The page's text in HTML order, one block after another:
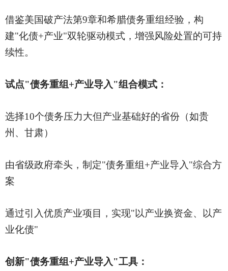
借鉴美国破产法第9章和希腊债务重组经验，构
建"化债+产业"双轮驱动模式，增强风险处置的可持
续性。
试点"债务重组+产业导入"组合模式：
选择10个债务压力大但产业基础好的省份（如贵
州、甘肃）
由省级政府牵头，制定"债务重组+产业导入"综合方
案
通过引入优质产业项目，实现"以产业换资金、以产
业化债"
创新"债务重组+产业导入"工具：